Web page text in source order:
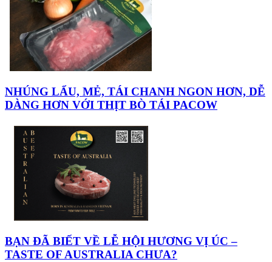
NHÚNG LẨU, MẺ, TÁI CHANH NGON HƠN, DỄ
DÀNG HƠN VỚI THỊT BÒ TÁI PACOW
BẠN ĐÃ BIẾT VỀ LỄ HỘI HƯƠNG VỊ ÚC –
TASTE OF AUSTRALIA CHƯA?